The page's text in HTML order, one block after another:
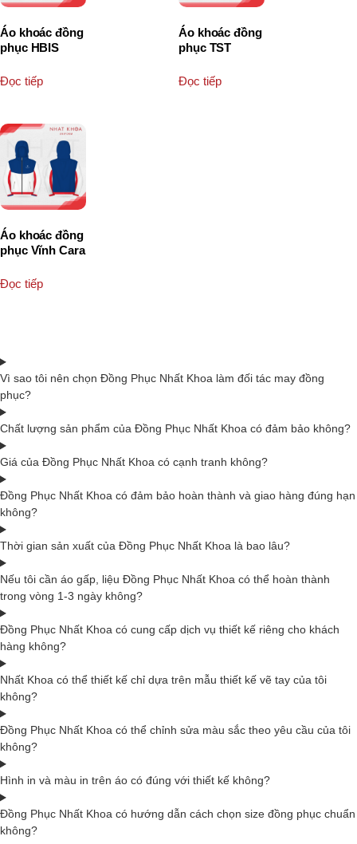
Áo khoác đồng
phục HBIS
Đọc tiếp
Áo khoác đồng
phục TST
Đọc tiếp
Áo khoác đồng
phục Vĩnh Cara
Đọc tiếp
Vì sao tôi nên chọn Đồng Phục Nhất Khoa làm đối tác may đồng
phục?
Chất lượng sản phẩm của Đồng Phục Nhất Khoa có đảm bảo không?
Giá của Đồng Phục Nhất Khoa có cạnh tranh không?
Đồng Phục Nhất Khoa có đảm bảo hoàn thành và giao hàng đúng hạn
không?
Thời gian sản xuất của Đồng Phục Nhất Khoa là bao lâu?
Nếu tôi cần áo gấp, liệu Đồng Phục Nhất Khoa có thể hoàn thành
trong vòng 1-3 ngày không?
Đồng Phục Nhất Khoa có cung cấp dịch vụ thiết kế riêng cho khách
hàng không?
Nhất Khoa có thể thiết kế chỉ dựa trên mẫu thiết kế vẽ tay của tôi
không?
Đồng Phục Nhất Khoa có thể chỉnh sửa màu sắc theo yêu cầu của tôi
không?
Hình in và màu in trên áo có đúng với thiết kế không?
Đồng Phục Nhất Khoa có hướng dẫn cách chọn size đồng phục chuẩn
không?